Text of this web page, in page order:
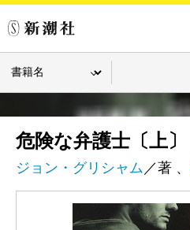
危険な弁護士〔上〕
ジョン・グリシャム ／著 、